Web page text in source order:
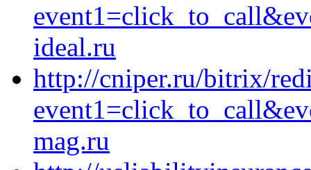
ideal.ru
http://cniper.ru/bitrix/
mag.ru